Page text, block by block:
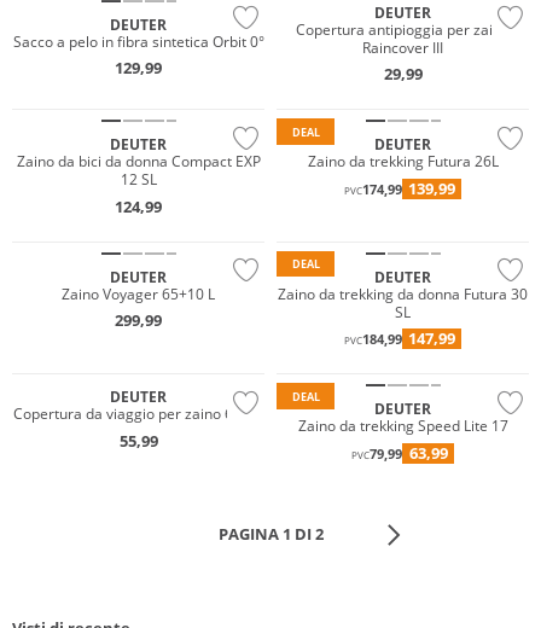
DEUTER
Sacco a pelo in fibra sintetica Orbit 0°
129,99
DEUTER
Copertura antipioggia per zaino
Raincover III
29,99
DEUTER
Zaino da bici da donna Compact EXP
12 SL
124,99
DEAL
DEUTER
Zaino da trekking Futura 26L
PVC174,99 139,99
DEUTER
Zaino Voyager 65+10 L
299,99
DEAL
DEUTER
Zaino da trekking da donna Futura 30
SL
PVC184,99 147,99
DEUTER
Copertura da viaggio per zaino 60-90
55,99
DEAL
DEUTER
Zaino da trekking Speed Lite 17
PVC79,99 63,99
PAGINA 1 DI 2